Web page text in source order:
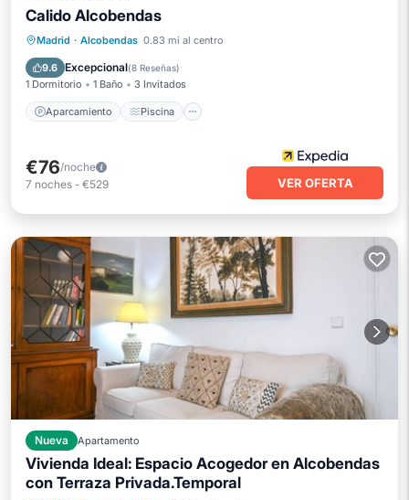
Calido Alcobendas
Madrid · Alcobendas 0.83 mi al centro
9.6 Excepcional(8 Reseñas)
1 Dormitorio 1 Baño 3 Invitados
Aparcamiento Piscina
Aparcamiento
Piscina
Balcón/Terraza
€76/noche
7 noches - €529 VER OFERTA
Nueva Apartamento
Vivienda Ideal: Espacio Acogedor en Alcobendas
con Terraza Privada.Temporal
Aparcamiento
Balcón/Terraza